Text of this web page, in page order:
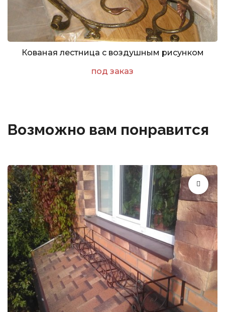
Кованая лестница с воздушным рисунком
под заказ
Возможно вам понравится